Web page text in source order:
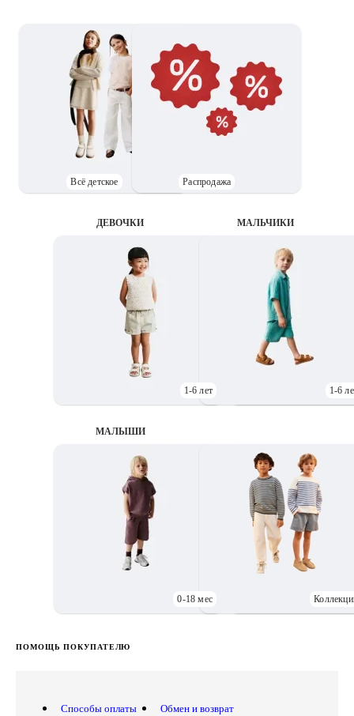
Всё детское Распродажа
ДЕВОЧКИ
1-6 лет
MАЛЬЧИКИ
1-6
МАЛЫШИ
0-18 мес
ПОМОЩЬ ПОКУПАТЕЛЮ
Способы оплаты
Обмен и возврат